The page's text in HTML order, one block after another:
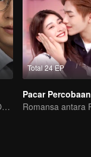
Victoria Song dan Oho Ou: Penebusan Cinta
Total 24 EP
Pacar Percobaan